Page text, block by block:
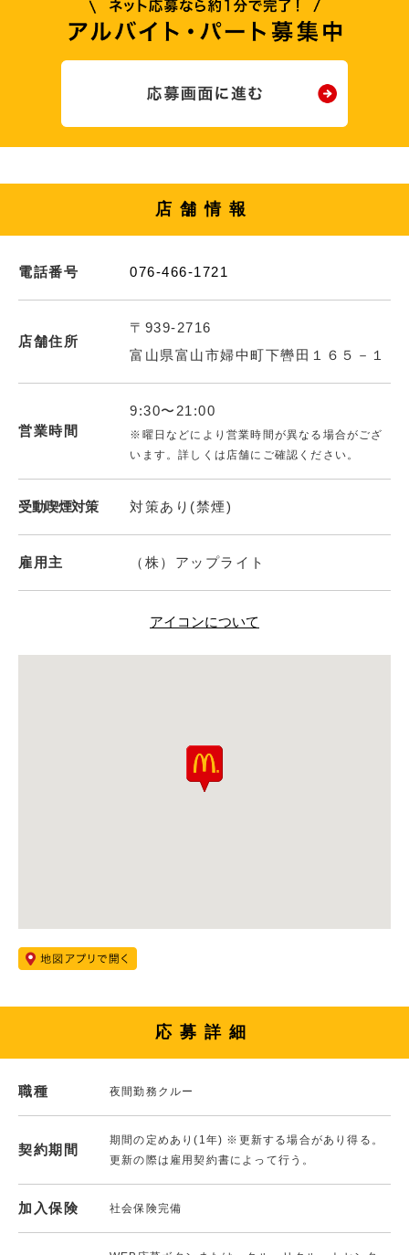
店舗情報
電話番号 076-466-1721
店舗住所
〒939-2716
富山県富山市婦中町下轡田１６５－１
営業時間
9:30〜21:00
※曜日などにより営業時間が異なる場合がござ
います。詳しくは店舗にご確認ください。
受動喫煙対策 対策あり(禁煙)
雇用主 （株）アップライト
アイコンについて
応募詳細
職種 夜間勤務クルー
契約期間
期間の定めあり(1年) ※更新する場合があり得る。
更新の際は雇用契約書によって行う。
加入保険 社会保険完備